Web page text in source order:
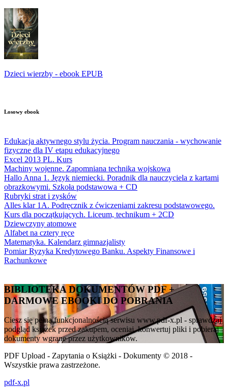
Dzieci wierzby - ebook EPUB
Losowy ebook
Edukacja aktywnego stylu życia. Program nauczania - wychowanie
fizyczne dla IV etapu edukacyjnego
Excel 2013 PL. Kurs
Machiny wojenne. Zapomniana technika wojskowa
Hallo Anna 1. Język niemiecki. Poradnik dla nauczyciela z kartami
obrazkowymi. Szkoła podstawowa + CD
Rubryki strat i zysków
Alles klar 1A. Podręcznik z ćwiczeniami zakresu podstawowego.
Kurs dla początkujących. Liceum, technikum + 2CD
Dziewczyny atomowe
Alfabet na cztery ręce
Matematyka. Kalendarz gimnazjalisty
Pomiar Ryzyka Kredytowego Banku. Aspekty Finansowe i
Rachunkowe
BIBLIOTEKA DOKUMENTÓW PDF +
DARMOWE EBOOKI DO POBRANIA
Ciesz się pełną funkcjonalnością serwisu www.pdf-x.pl - sprawdzaj
podgląd książek przed zakupem, oceniaj, konwertuj pliki i pobieraj
dokumenty wgrane przez użytkowników.
PDF Upload - Zapytania o Książki - Dokumenty © 2018 -
Wszystkie prawa zastrzeżone.
pdf-x.pl